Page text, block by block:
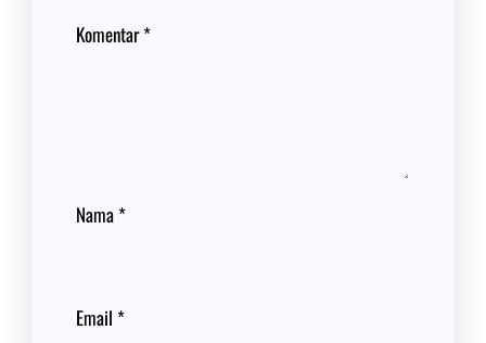
Komentar*
Nama *
Email *